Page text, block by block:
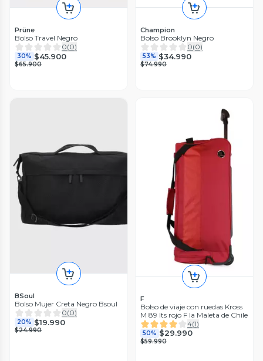
Prüne
Bolso Travel Negro
0(0)
30% $45.900
$65.900
Champion
Bolso Brooklyn Negro
0(0)
53% $34.990
$74.990
BSoul
Bolso Mujer Creta Negro Bsoul
0(0)
20% $19.990
$24.990
F
Bolso de viaje con ruedas Kross
M 89 lts rojo F la Maleta de Chile
4(1)
50% $29.990
$59.990